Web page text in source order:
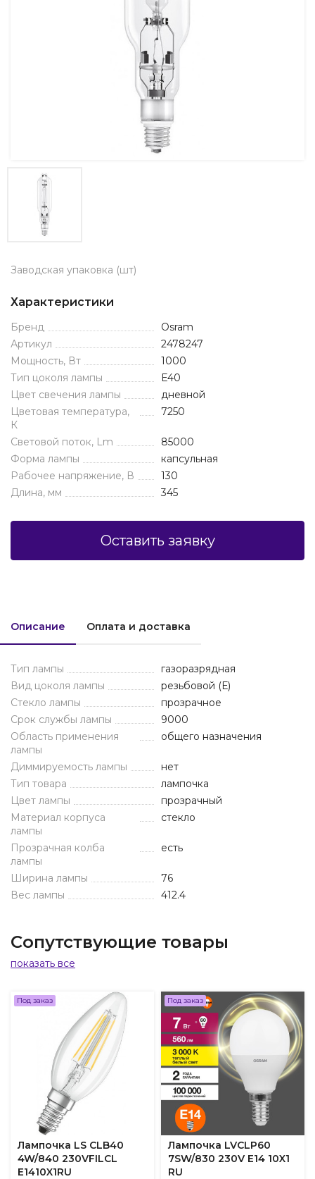
Заводская упаковка (шт)
Характеристики
Бренд
Osram
Артикул
2478247
Мощность, Вт
1000
Тип цоколя лампы
E40
Цвет свечения лампы
дневной
Цветовая температура,
К
7250
Световой поток, Lm
85000
Форма лампы
капсульная
Рабочее напряжение, В
130
Длина, мм
345
Оставить заявку
Описание Оплата и доставка
Тип лампы
газоразрядная
Вид цоколя лампы
резьбовой (Е)
Стекло лампы
прозрачное
Срок службы лампы
9000
Область применения
лампы
общего назначения
Диммируемость лампы
нет
Тип товара
лампочка
Цвет лампы
прозрачный
Материал корпуса
лампы
стекло
Прозрачная колба
лампы
есть
Ширина лампы
76
Вес лампы
412.4
Сопутствующие товары
показать все
Под заказ
Лампочка LS CLB40
4W/840 230VFILCL
E1410X1RU
Под заказ
Лампочка LVCLP60
7SW/830 230V E14 10X1
RU